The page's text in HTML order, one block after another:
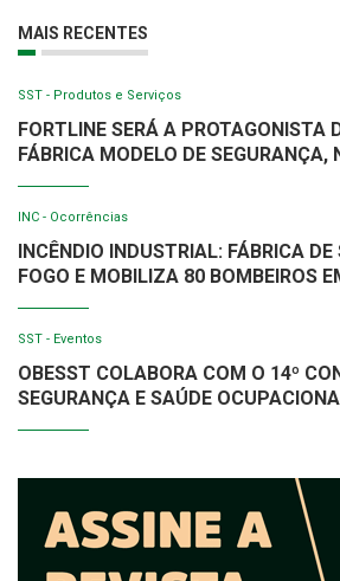
MAIS RECENTES
SST - Produtos e Serviços
FORTLINE SERÁ A PROTAGONISTA
FÁBRICA MODELO DE SEGURANÇA,
INC - Ocorrências
INCÊNDIO INDUSTRIAL: FÁBRICA DE
FOGO E MOBILIZA 80 BOMBEIROS
SST - Eventos
OBESST COLABORA COM O 14º
SEGURANÇA E SAÚDE